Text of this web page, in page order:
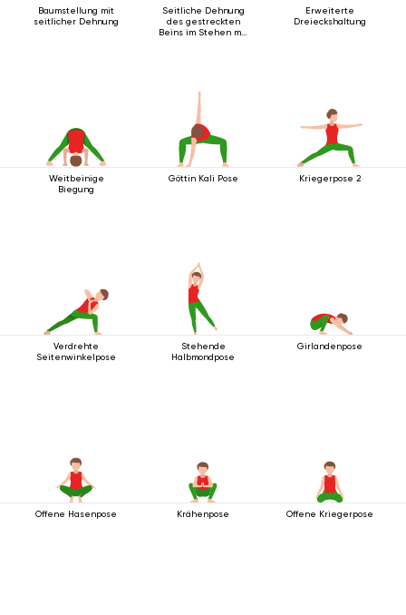
Baumstellung mit
seitlicher Dehnung
Seitliche Dehnung
des gestreckten
Beins im Stehen mit
Erweiterte
Dreieckshaltung
Weitbeinige
Biegung
Göttin Kali Pose Kriegerpose 2
Verdrehte
Seitenwinkelpose
Stehende
Halbmondpose
Girlandenpose
Offene Hasenpose Krähenpose Offene Kriegerpose